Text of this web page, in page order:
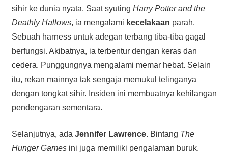
sihir ke dunia nyata. Saat syuting Harry Potter and the
Deathly Hallows, ia mengalami kecelakaan parah.
Sebuah harness untuk adegan terbang tiba-tiba gagal
berfungsi. Akibatnya, ia terbentur dengan keras dan
cedera. Punggungnya mengalami memar hebat. Selain
itu, rekan mainnya tak sengaja memukul telinganya
dengan tongkat sihir. Insiden ini membuatnya kehilangan
pendengaran sementara.
Selanjutnya, ada Jennifer Lawrence. Bintang The
Hunger Gamesini juga memiliki pengalaman buruk.